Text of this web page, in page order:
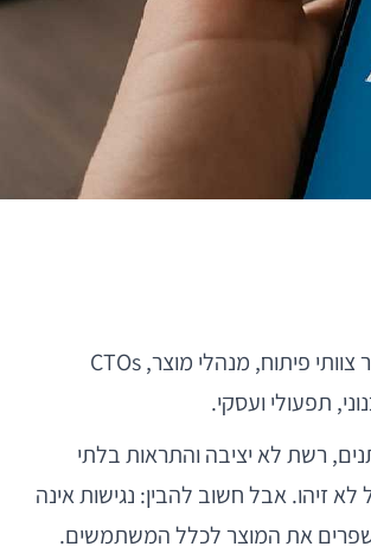
בעולם המובייל של 2026, נגישות דיגיטלית כבר אינה שכבת “שיפור” שנוספת בסוף הספרינט, אלא חלק בלתי נפרד מהגדרת איכות המוצר. עבור צוותי פיתוח, מנהלי מוצר, CTOs
תפעולי ועסקי.
רשת לא יציבה והתראות בלתי
זיהו. אבל חשוב להבין: נגישות אינה
משפרים את המוצר לכלל המשתמשים.